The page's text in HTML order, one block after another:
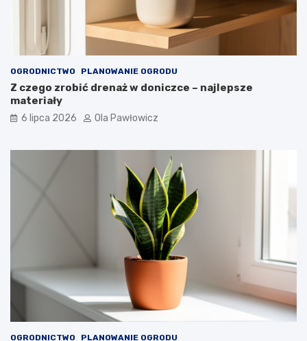
OGRODNICTWO PLANOWANIE OGRODU
Z czego zrobić drenaż w doniczce – najlepsze
materiały
6 lipca 2026 Ola Pawłowicz
OGRODNICTWO PLANOWANIE OGRODU